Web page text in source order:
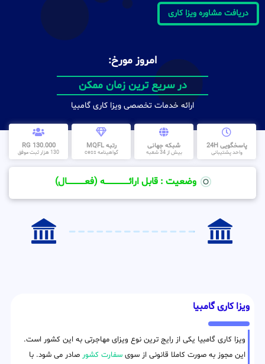
دریافت مشاوره ویزا کاری
امروز مورخ:
در سریع ترین زمان ممکن
ارائه خدمات تخصصی ویزا کاری گامبیا
پاسخگویی 24H
واحد پشتیبانی
شبکه جهانی
بیش از 34 شعبه
رتبه MQFL
گواهینامه cess
130.000 RG
130 هزار ثبت موفق
وضعیت : قابل ارائــــــــــــــــــــه (فعـــــــــــــــال)
ویزا کاری گامبیا
ویزا کاری گامبیا یکی از رایج ترین نوع ویزای مهاجرتی به این کشور است.
این مجوز به صورت کاملا قانونی از سوی سفارت کشور صادر می شود. با